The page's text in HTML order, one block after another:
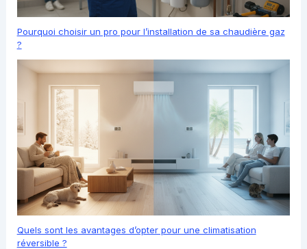
Pourquoi choisir un pro pour l’installation de sa chaudière gaz
?
Quels sont les avantages d’opter pour une climatisation
réversible ?